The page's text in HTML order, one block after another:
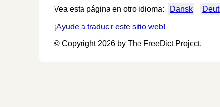
Vea esta página en otro idioma: Dansk
¡Ayude a traducir este sitio web!
© Copyright 2026 by The FreeDict Project.